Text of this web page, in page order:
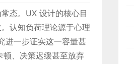
态。UX 设计的核心目
认知负荷理论源于心理
进一步证实这一容量甚
、决策迟缓甚至放弃